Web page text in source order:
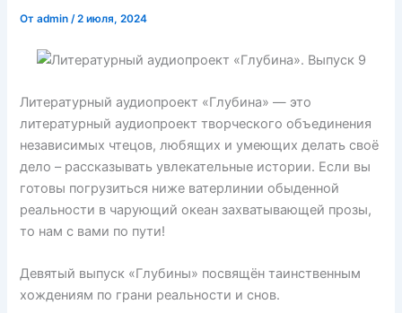
Отadmin/2 июля, 2024
Литературный аудиопроект «Глубина» — это
литературный аудиопроект творческого объединения
независимых чтецов, любящих и умеющих делать своё
дело – рассказывать увлекательные истории. Если вы
готовы погрузиться ниже ватерлинии обыденной
реальности в чарующий океан захватывающей прозы,
то нам с вами по пути!
Девятый выпуск «Глубины» посвящён таинственным
хождениям по грани реальности и снов.